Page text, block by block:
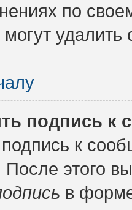
по
могут
подпись к
к
этого
в